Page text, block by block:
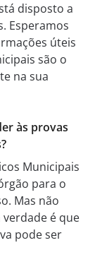
disposto a
Esperamos
úteis
são o
na sua
às provas
Municipais
para o
Mas não
é que
pode ser